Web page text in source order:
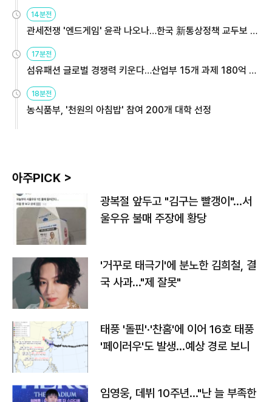
14분전
관세전쟁 '엔드게임' 윤곽 나오나…한국 新통상정책 교두보 활
용해야
17분전
섬유패션 글로벌 경쟁력 키운다…산업부 15개 과제 180억 지
원
18분전
농식품부, '천원의 아침밥' 참여 200개 대학 선정
아주PICK >
광복절 앞두고 "김구는 빨갱이"…서
울우유 불매 주장에 황당
'거꾸로 태극기'에 분노한 김희철, 결
국 사과…"제 잘못"
태풍 '돌핀'·'찬홈'에 이어 16호 태풍
'페이러우'도 발생…예상 경로 보니
임영웅, 데뷔 10주년…"난 늘 부족한